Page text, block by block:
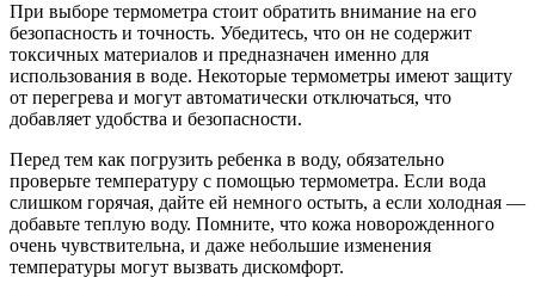
При выборе термометра стоит обратить внимание на его
безопасность и точность. Убедитесь, что он не содержит
токсичных материалов и предназначен именно для
использования в воде. Некоторые термометры имеют защиту
от перегрева и могут автоматически отключаться, что
добавляет удобства и безопасности.
Перед тем как погрузить ребенка в воду, обязательно
проверьте температуру с помощью термометра. Если вода
слишком горячая, дайте ей немного остыть, а если холодная —
добавьте теплую воду. Помните, что кожа новорожденного
очень чувствительна, и даже небольшие изменения
температуры могут вызвать дискомфорт.